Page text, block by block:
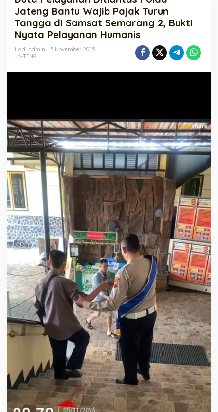
Polda
Jateng
Bantu
Wajib
Turun
Pelayanan
Humanis
Jateng Bantu Wajib Pajak Turun
Tangga di Samsat Semarang 2, Bukti
Nyata Pelayanan Humanis
Hadi Admin
5 November 2025
JA-TENG